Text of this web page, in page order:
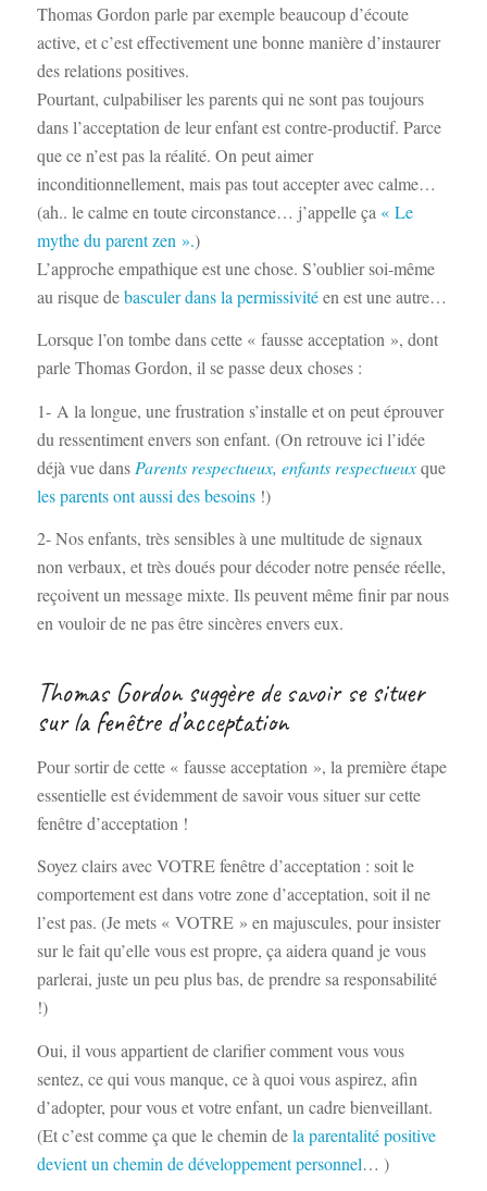
Thomas Gordon parle par exemple beaucoup d’écoute
active, et c’est effectivement une bonne manière d’instaurer
des relations positives.
Pourtant, culpabiliser les parents qui ne sont pas toujours
dans l’acceptation de leur enfant est contre-productif. Parce
que ce n’est pas la réalité. On peut aimer
inconditionnellement, mais pas tout accepter avec calme…
(ah.. le calme en toute circonstance… j’appelle ça « Le
mythe du parent zen ».)
L’approche empathique est une chose. S’oublier soi-même
au risque debasculer dans la permissivitéen est une autre…
Lorsque l’on tombe dans cette « fausse acceptation », dont
parle Thomas Gordon, il se passe deux choses :
1- A la longue, une frustration s’installe et on peut éprouver
du ressentiment envers son enfant. (On retrouve ici l’idée
déjà vue dans Parents respectueux, enfants respectueuxque
les parents ont aussi des besoins!)
2- Nos enfants, très sensibles à une multitude de signaux
non verbaux, et très doués pour décoder notre pensée réelle,
reçoivent un message mixte. Ils peuvent même finir par nous
en vouloir de ne pas être sincères envers eux.
Thomas Gordon suggère de savoir se situer
sur la fenêtre d’acceptation
Pour sortir de cette « fausse acceptation », la première étape
essentielle est évidemment de savoir vous situer sur cette
fenêtre d’acceptation !
Soyez clairs avec VOTRE fenêtre d’acceptation : soit le
comportement est dans votre zone d’acceptation, soit il ne
l’est pas. (Je mets « VOTRE » en majuscules, pour insister
sur le fait qu’elle vous est propre, ça aidera quand je vous
parlerai, juste un peu plus bas, de prendre sa responsabilité
!)
Oui, il vous appartient de clarifier comment vous vous
sentez, ce qui vous manque, ce à quoi vous aspirez, afin
d’adopter, pour vous et votre enfant, un cadre bienveillant.
(Et c’est comme ça que le chemin dela parentalité positive
devient un chemin de développement personnel… )